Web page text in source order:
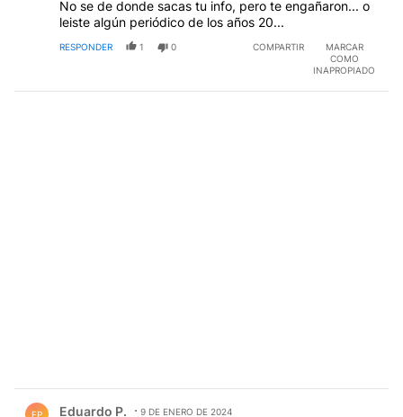
No se de donde sacas tu info, pero te engañaron... o
leiste algún periódico de los años 20...
RESPONDER 1 0 COMPARTIR
MARCAR
COMO
INAPROPIADO
EP Eduardo P. 9 DE ENERO DE 2024